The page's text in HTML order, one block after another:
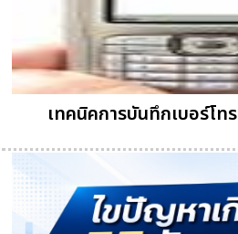
เทคนิคการบันทึกเบอร์โ